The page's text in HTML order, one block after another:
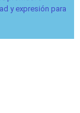
y expresión para